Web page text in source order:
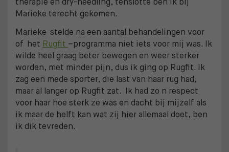
therapie en dry-needling, tenslotte ben ik bij
Marieke terecht gekomen.
Marieke stelde na een aantal behandelingen voor
of het Rugfit –programma niet iets voor mij was. Ik
wilde heel graag beter bewegen en weer sterker
worden, met minder pijn, dus ik ging op Rugfit. Ik
zag een mede sporter, die last van haar rug had,
maar al langer op Rugfit zat. Ik had zo n respect
voor haar hoe sterk ze was en dacht bij mijzelf als
ik maar de helft kan wat zij hier allemaal doet, ben
ik dik tevreden.